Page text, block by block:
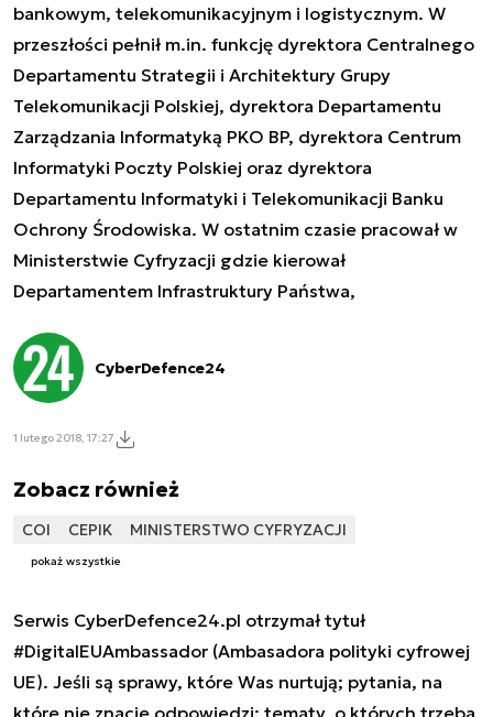
bankowym, telekomunikacyjnym i logistycznym. W
przeszłości pełnił m.in. funkcję dyrektora Centralnego
Departamentu Strategii i Architektury Grupy
Telekomunikacji Polskiej, dyrektora Departamentu
Zarządzania Informatyką PKO BP, dyrektora Centrum
Informatyki Poczty Polskiej oraz dyrektora
Departamentu Informatyki i Telekomunikacji Banku
Ochrony Środowiska. W ostatnim czasie pracował w
Ministerstwie Cyfryzacji gdzie kierował
Departamentem Infrastruktury Państwa,
CyberDefence24
1 lutego 2018, 17:27
Zobacz również
COI CEPIK MINISTERSTWO CYFRYZACJI
pokaż wszystkie
Serwis CyberDefence24.pl otrzymał tytuł
#DigitalEUAmbassador (Ambasadora polityki cyfrowej
UE). Jeśli są sprawy, które Was nurtują; pytania, na